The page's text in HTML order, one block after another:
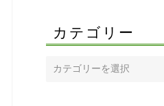
カテゴリー